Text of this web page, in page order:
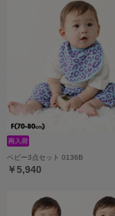
ベビー3点セット 0136B
￥5,940